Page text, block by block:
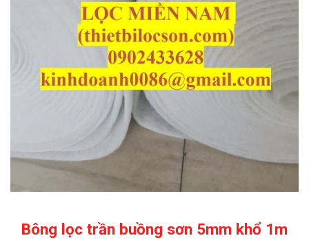
Bông lọc trần buồng sơn 5mm khổ 1m